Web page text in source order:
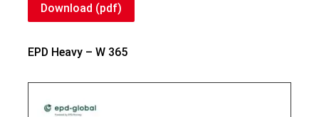
Download (pdf)
EPD Heavy – W 365